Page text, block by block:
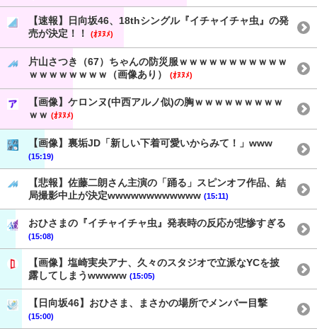
【速報】日向坂46、18thシングル『イチャイチャ虫』の発
売が決定！！
(ｵﾇﾇﾒ)
片山さつき（67）ちゃんの防災服ｗｗｗｗｗｗｗｗｗｗｗ
ｗｗｗｗｗｗｗｗ（画像あり）
(ｵﾇﾇﾒ)
【画像】ケロンヌ(中西アルノ似)の胸ｗｗｗｗｗｗｗｗｗ
ｗｗ (ｵﾇﾇﾒ)
【画像】裏垢JD「新しい下着可愛いからみて！」www
(15:19)
【悲報】佐藤二朗さん主演の「踊る」スピンオフ作品、結
局撮影中止が決定wwwwwwwwwwww (15:11)
おひさまの『イチャイチャ虫』発表時の反応が悲惨すぎる
(15:08)
【画像】塩崎実央アナ、久々のスタジオで立派なYCを披
露してしまうwwwww (15:05)
【日向坂46】おひさま、まさかの場所でメンバー目撃
(15:00)